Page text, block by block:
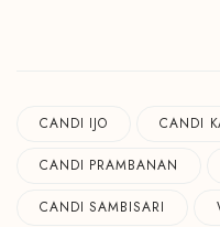
CANDI IJO CANDI
CANDI PRAMBANAN
CANDI SAMBISARI